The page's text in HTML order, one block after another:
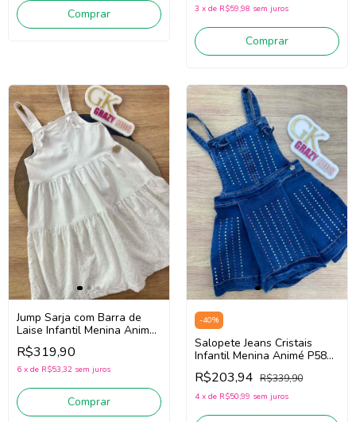
Comprar 3 x de R$59,98 sem juros
Comprar
Jump Sarja com Barra de
Laise Infantil Menina Animé
P5836 (Off White)
R$319,90
6 x de R$53,32 sem juros
Comprar
-40%
Salopete Jeans Cristais
Infantil Menina Animé P5830
(Jeans Escuro)
R$203,94 R$339,90
4 x de R$50,99 sem juros